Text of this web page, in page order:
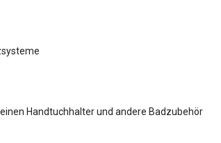
Handtuchhalter und andere Badzubehör